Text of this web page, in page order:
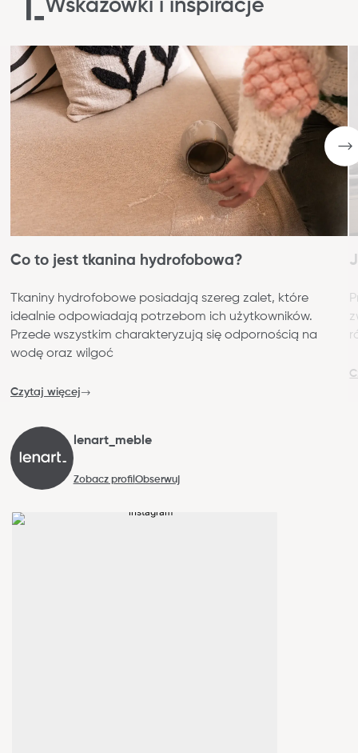
Wskazówki i inspiracje
Co to jest tkanina hydrofobowa?
Tkaniny hydrofobowe posiadają szereg zalet, które
idealnie odpowiadają potrzebom ich użytkowników.
Przede wszystkim charakteryzują się odpornością na
wodę oraz wilgoć
Czytaj więcej
lenart_meble
Zobacz profil Obserwuj